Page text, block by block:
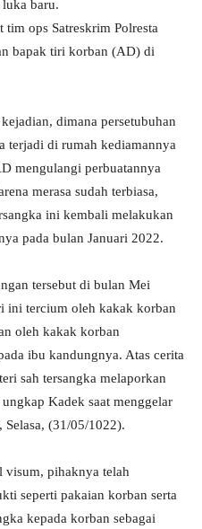
baru.
tim ops Satreskrim Polresta
bapak tiri korban (AD) di
dimana persetubuhan
terjadi di rumah kediamannya
mengulangi perbuatannya
merasa sudah terbiasa,
ini kembali melakukan
pada bulan Januari 2022.
tersebut di bulan Mei
ini tercium oleh kakak korban
oleh kakak korban
ibu kandungnya. Atas cerita
sah tersangka melaporkan
Kadek saat menggelar
(31/05/1022).
visum, pihaknya telah
seperti pakaian korban serta
kepada korban sebagai